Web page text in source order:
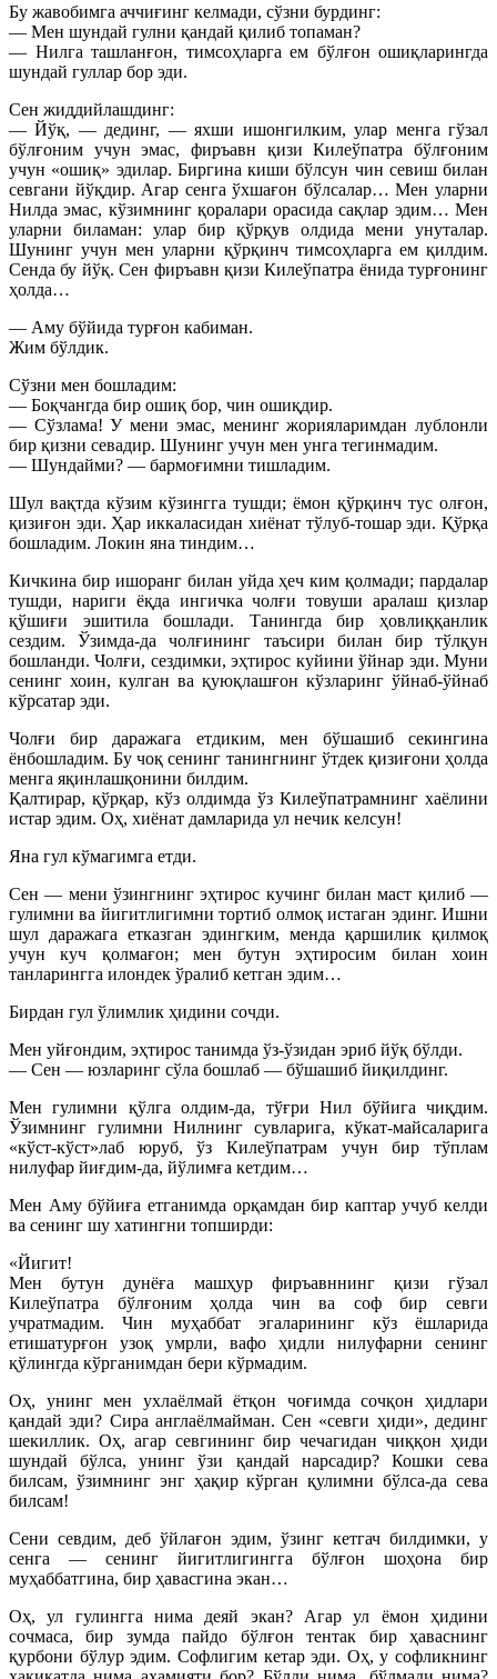
Бу жавобимга аччиғинг келмади, сўзни бурдинг:
— Мен шундай гулни қандай қилиб топаман?
— Нилга ташланғон, тимсоҳларга ем бўлғон ошиқларингда
шундай гуллар бор эди.
Сен жиддийлашдинг:
— Йўқ, — дединг, — яхши ишонгилким, улар менга гўзал
бўлғоним учун эмас, фиръавн қизи Килеўпатра бўлғоним
учун «ошиқ» эдилар. Биргина киши бўлсун чин севиш билан
севгани йўқдир. Агар сенга ўхшағон бўлсалар… Мен уларни
Нилда эмас, кўзимнинг қоралари орасида сақлар эдим… Мен
уларни биламан: улар бир қўрқув олдида мени унуталар.
Шунинг учун мен уларни қўрқинч тимсоҳларга ем қилдим.
Сенда бу йўқ. Сен фиръавн қизи Килеўпатра ёнида турғонинг
ҳолда…
— Аму бўйида турғон кабиман.
Жим бўлдик.
Сўзни мен бошладим:
— Боқчангда бир ошиқ бор, чин ошиқдир.
— Сўзлама! У мени эмас, менинг жорияларимдан лублонли
бир қизни севадир. Шунинг учун мен унга тегинмадим.
— Шундайми? — бармоғимни тишладим.
Шул вақтда кўзим кўзингга тушди; ёмон қўрқинч тус олғон,
қизиғон эди. Ҳар иккаласидан хиёнат тўлуб-тошар эди. Қўрқа
бошладим. Локин яна тиндим…
Кичкина бир ишоранг билан уйда ҳеч ким қолмади; пардалар
тушди, нариги ёқда ингичка чолғи товуши аралаш қизлар
қўшиғи эшитила бошлади. Танингда бир ҳовлиққанлик
сездим. Ўзимда-да чолғининг таъсири билан бир тўлқун
бошланди. Чолғи, сездимки, эҳтирос куйини ўйнар эди. Муни
сенинг хоин, кулган ва қуюқлашғон кўзларинг ўйнаб-ўйнаб
кўрсатар эди.
Чолғи бир даражага етдиким, мен бўшашиб секингина
ёнбошладим. Бу чоқ сенинг танингнинг ўтдек қизиғони ҳолда
менга яқинлашқонини билдим.
Қалтирар, қўрқар, кўз олдимда ўз Килеўпатрамнинг хаёлини
истар эдим. Оҳ, хиёнат дамларида ул нечик келсун!
Яна гул кўмагимга етди.
Сен — мени ўзингнинг эҳтирос кучинг билан маст қилиб —
гулимни ва йигитлигимни тортиб олмоқ истаган эдинг. Ишни
шул даражага етказган эдингким, менда қаршилик қилмоқ
учун куч қолмағон; мен бутун эҳтиросим билан хоин
танларингга илондек ўралиб кетган эдим…
Бирдан гул ўлимлик ҳидини сочди.
Мен уйғондим, эҳтирос танимда ўз-ўзидан эриб йўқ бўлди.
— Сен — юзларинг сўла бошлаб — бўшашиб йиқилдинг.
Мен гулимни қўлга олдим-да, тўғри Нил бўйига чиқдим.
Ўзимнинг гулимни Нилнинг сувларига, кўкат-майсаларига
«кўст-кўст»лаб юруб, ўз Килеўпатрам учун бир тўплам
нилуфар йиғдим-да, йўлимға кетдим…
Мен Аму бўйиға етганимда орқамдан бир каптар учуб келди
ва сенинг шу хатингни топширди:
«Йигит!
Мен бутун дунёға машҳур фиръавннинг қизи гўзал
Килеўпатра бўлғоним ҳолда чин ва соф бир севги
учратмадим. Чин муҳаббат эгаларининг кўз ёшларида
етишатурғон узоқ умрли, вафо ҳидли нилуфарни сенинг
қўлингда кўрганимдан бери кўрмадим.
Оҳ, унинг мен ухлаёлмай ётқон чоғимда сочқон ҳидлари
қандай эди? Сира англаёлмайман. Сен «севги ҳиди», дединг
шекиллик. Оҳ, агар севгининг бир чечагидан чиққон ҳиди
шундай бўлса, унинг ўзи қандай нарсадир? Кошки сева
билсам, ўзимнинг энг ҳақир кўрган қулимни бўлса-да сева
билсам!
Сени севдим, деб ўйлағон эдим, ўзинг кетгач билдимки, у
сенга — сенинг йигитлигингга бўлғон шоҳона бир
муҳаббатгина, бир ҳавасгина экан…
Оҳ, ул гулингга нима деяй экан? Агар ул ёмон ҳидини
сочмаса, бир зумда пайдо бўлғон тентак бир ҳаваснинг
қурбони бўлур эдим. Софлигим кетар эди. Оҳ, у софликнинг